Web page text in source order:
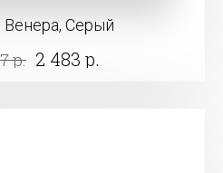
Серый
р. 2 483 р.